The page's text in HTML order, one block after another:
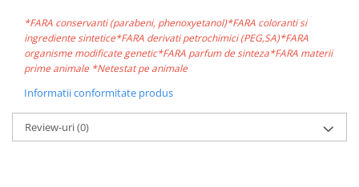
*FARA conservanti (parabeni, phenoxyetanol)*FARA coloranti si
ingrediente sintetice*FARA derivati petrochimici (PEG,SA)*FARA
organisme modificate genetic*FARA parfum de sinteza*FARA materii
prime animale *Netestat pe animale
Informatii conformitate produs
Review-uri(0)